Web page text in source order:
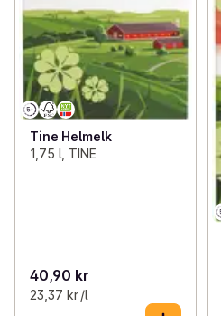
Tine Helmelk
1,75 l, TINE
40,90 kr
23,37 kr /l